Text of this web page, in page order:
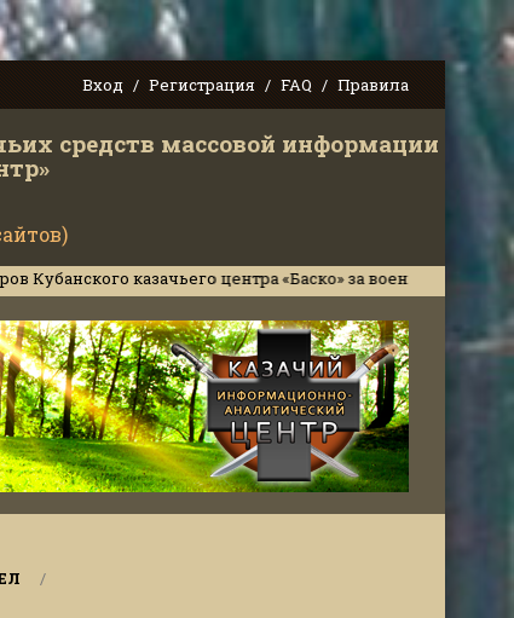
Вход Регистрация FAQ Правила
средств массовой информации
казачьего центра «Баско» за военное сотрудничество и